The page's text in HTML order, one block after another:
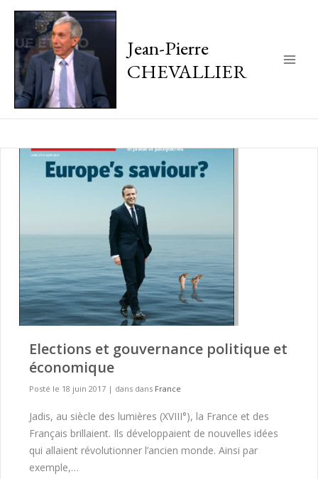
Jean-Pierre
CHEVALLIER
Elections et gouvernance politique et
économique
Posté le 18 juin 2017 | dans dans France
Jadis, au siècle des lumières (XVIII°), la France et des
Français brillaient. Ils développaient de nouvelles idées
qui allaient révolutionner l’ancien monde. Ainsi par
exemple,…